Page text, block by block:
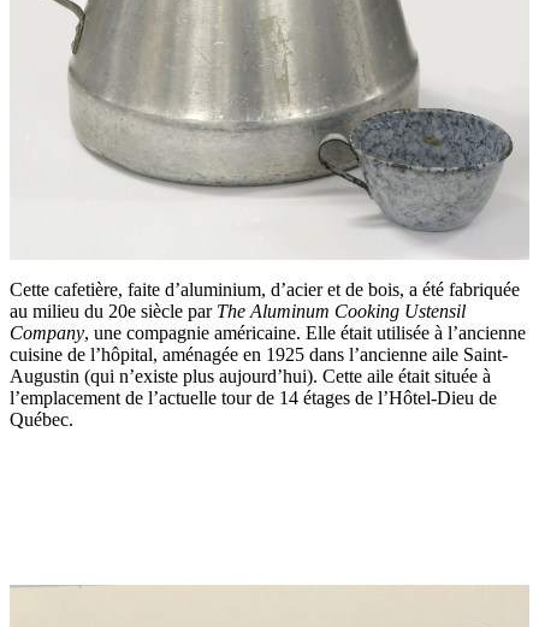
Cette cafetière, faite d’aluminium, d’acier et de bois, a été fabriquée
au milieu du 20e siècle par The Aluminum Cooking Ustensil
Company, une compagnie américaine. Elle était utilisée à l’ancienne
cuisine de l’hôpital, aménagée en 1925 dans l’ancienne aile Saint-
Augustin (qui n’existe plus aujourd’hui). Cette aile était située à
l’emplacement de l’actuelle tour de 14 étages de l’Hôtel-Dieu de
Québec.